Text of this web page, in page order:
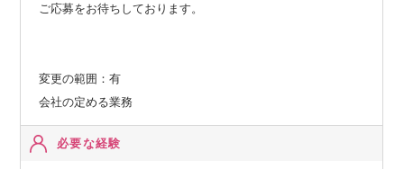
ご応募をお待ちしております。
変更の範囲：有
会社の定める業務
必要な経験